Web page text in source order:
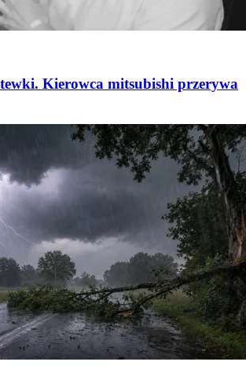
Kierowca mitsubishi przerywa